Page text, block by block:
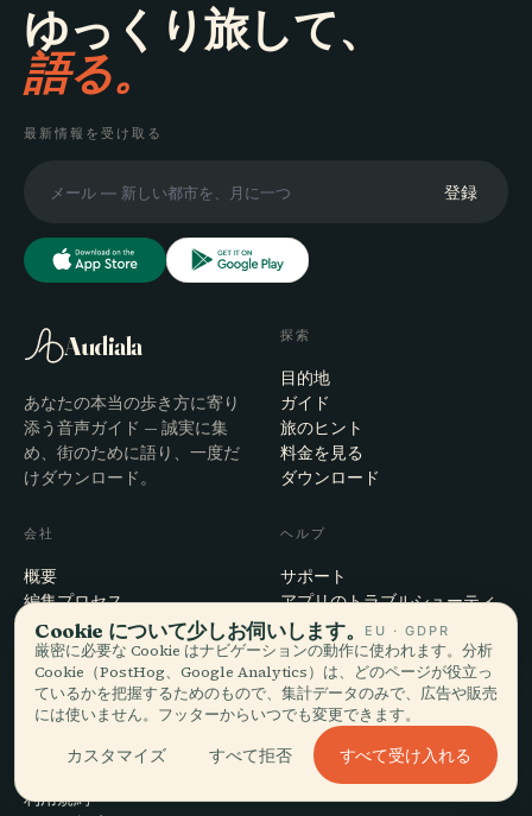
ゆっくり旅して、
語る。
最新情報を受け取る
登録
Audiala
あなたの本当の歩き方に寄り
添う音声ガイド — 誠実に集
め、街のために語り、一度だ
けダウンロード。
探索
目的地
ガイド
旅のヒント
料金を見る
ダウンロード
会社
概要
編集プロセス
ミッション
ヘルプ
サポート
アプリのトラブルシューティ
ング
お問い合わせ
パートナーになる
利用規約
Cookie について少しお伺いします。 EU · GDPR
厳密に必要な Cookie はナビゲーションの動作に使われます。分析
Cookie（PostHog、Google Analytics）は、どのページが役立っ
ているかを把握するためのもので、集計データのみで、広告や販売
には使いません。フッターからいつでも変更できます。
カスタマイズ すべて拒否 すべて受け入れる